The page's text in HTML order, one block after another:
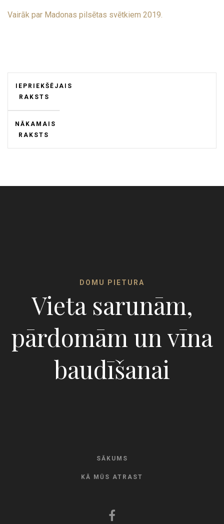
Vairāk par Madonas pilsētas svētkiem 2019.
IEPRIEKŠĒJAIS
RAKSTS
NĀKAMAIS
RAKSTS
DOMU PIETURA
Vieta sarunām,
pārdomām un vīna
baudīšanai
SĀKUMS
KĀ MŪS ATRAST